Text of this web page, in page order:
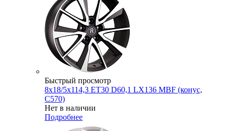
Быстрый просмотр
8x18/5x114,3 ET30 D60,1 LX136 MBF (конус,
C570)
Нет в наличии
Подробнее